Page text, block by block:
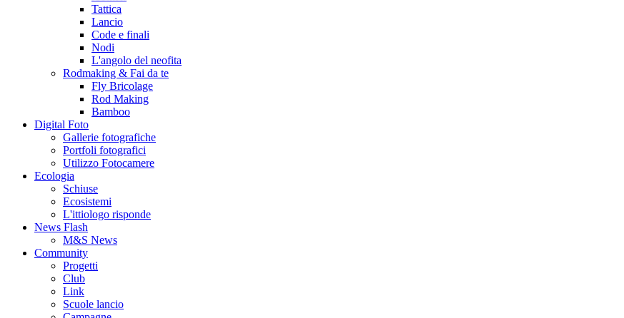
Tattica
Lancio
Code e finali
Nodi
L'angolo del neofita
Rodmaking & Fai da te
Fly Bricolage
Rod Making
Bamboo
Digital Foto
Gallerie fotografiche
Portfoli fotografici
Utilizzo Fotocamere
Ecologia
Schiuse
Ecosistemi
L'ittiologo risponde
News Flash
M&S News
Community
Progetti
Club
Link
Scuole lancio